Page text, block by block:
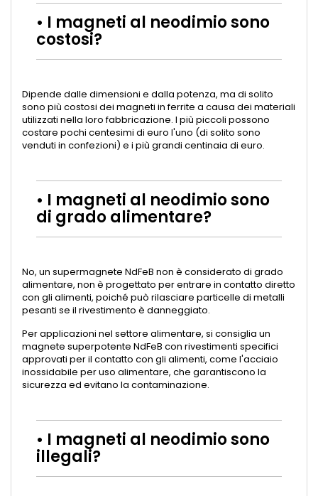
• I magneti al neodimio sono
costosi?
Dipende dalle dimensioni e dalla potenza, ma di solito
sono più costosi dei magneti in ferrite a causa dei materiali
utilizzati nella loro fabbricazione. I più piccoli possono
costare pochi centesimi di euro l'uno (di solito sono
venduti in confezioni) e i più grandi centinaia di euro.
• I magneti al neodimio sono
di grado alimentare?
No, un supermagnete NdFeB non è considerato di grado
alimentare, non è progettato per entrare in contatto diretto
con gli alimenti, poiché può rilasciare particelle di metalli
pesanti se il rivestimento è danneggiato.
Per applicazioni nel settore alimentare, si consiglia un
magnete superpotente NdFeB con rivestimenti specifici
approvati per il contatto con gli alimenti, come l'acciaio
inossidabile per uso alimentare, che garantiscono la
sicurezza ed evitano la contaminazione.
• I magneti al neodimio sono
illegali?